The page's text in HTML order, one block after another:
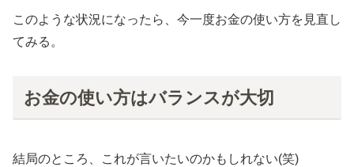
このような状況になったら、今一度お金の使い方を見直し
てみる。
お金の使い方はバランスが大切
結局のところ、これが言いたいのかもしれない(笑)